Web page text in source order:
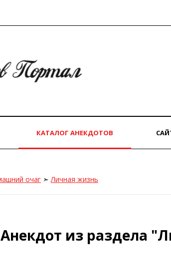
КАТАЛОГ АНЕКДОТОВ
очаг ➣Личная жизнь
Анекдот из раздела